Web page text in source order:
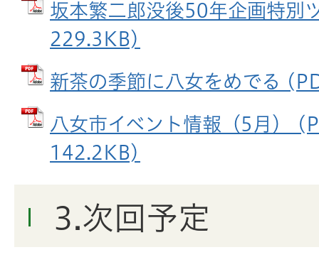
坂本繁二郎没後50年企画特別
229.3KB)
新茶の季節に八女をめでる
八女市イベント情報（5月）
142.2KB)
3.次回予定